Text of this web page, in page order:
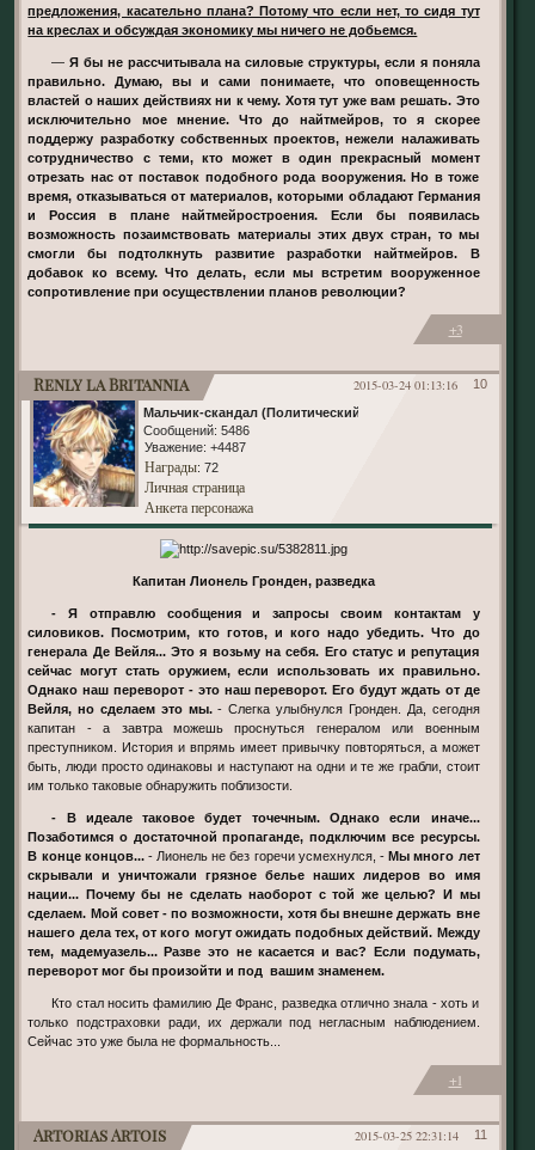
предложения, касательно плана? Потому что если нет, то сидя тут
на креслах и обсуждая экономику мы ничего не добьемся.
—Я бы не рассчитывала на силовые структуры, если я поняла
правильно. Думаю, вы и сами понимаете, что оповещенность
властей о наших действиях ни к чему. Хотя тут уже вам решать. Это
исключительно мое мнение. Что до найтмейров, то я скорее
поддержу разработку собственных проектов, нежели налаживать
сотрудничество с теми, кто может в один прекрасный момент
отрезать нас от поставок подобного рода вооружения. Но в тоже
время, отказываться от материалов, которыми обладают Германия
и Россия в плане найтмейростроения. Если бы появилась
возможность позаимствовать материалы этих двух стран, то мы
смогли бы подтолкнуть развитие разработки найтмейров. В
добавок ко всему. Что делать, если мы встретим вооруженное
сопротивление при осуществлении планов революции?
+3
10
2015-03-24 01:13:16
Renly la Britannia
Мальчик-скандал (Политический)
Сообщений: 5486
Уважение: +4487
Награды: 72
Личная страница
Анкета персонажа
Капитан Лионель Гронден, разведка
- Я отправлю сообщения и запросы своим контактам у
силовиков. Посмотрим, кто готов, и кого надо убедить. Что до
генерала Де Вейля... Это я возьму на себя. Его статус и репутация
сейчас могут стать оружием, если использовать их правильно.
Однако наш переворот - это наш переворот. Его будут ждать от де
Вейля, но сделаем это мы.- Слегка улыбнулся Гронден. Да, сегодня
капитан - а завтра можешь проснуться генералом или военным
преступником. История и впрямь имеет привычку повторяться, а может
быть, люди просто одинаковы и наступают на одни и те же грабли, стоит
им только таковые обнаружить поблизости.
- В идеале таковое будет точечным. Однако если иначе...
Позаботимся о достаточной пропаганде, подключим все ресурсы.
В конце концов...- Лионель не без горечи усмехнулся, - Мы много лет
скрывали и уничтожали грязное белье наших лидеров во имя
нации... Почему бы не сделать наоборот с той же целью? И мы
сделаем. Мой совет - по возможности, хотя бы внешне держать вне
нашего дела тех, от кого могут ожидать подобных действий. Между
тем, мадемуазель... Разве это не касается и вас? Если подумать,
переворот мог бы произойти и под вашим знаменем.
Кто стал носить фамилию Де Франс, разведка отлично знала - хоть и
только подстраховки ради, их держали под негласным наблюдением.
Сейчас это уже была не формальность...
+1
11
2015-03-25 22:31:14
Artorias Artois